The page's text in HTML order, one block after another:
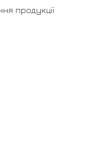
продукції